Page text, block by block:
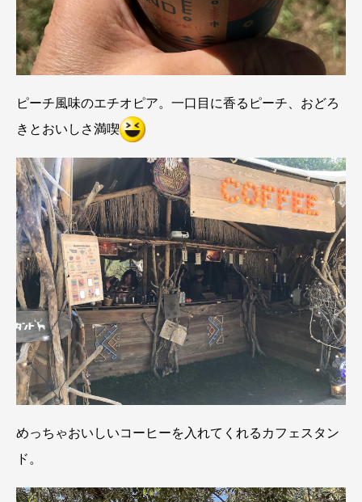
ピーチ風味のエチオピア。一口目に香るピーチ、おどろ
きとおいしさ満喫
めっちゃおいしいコーヒーを入れてくれるカフェスタン
ド。